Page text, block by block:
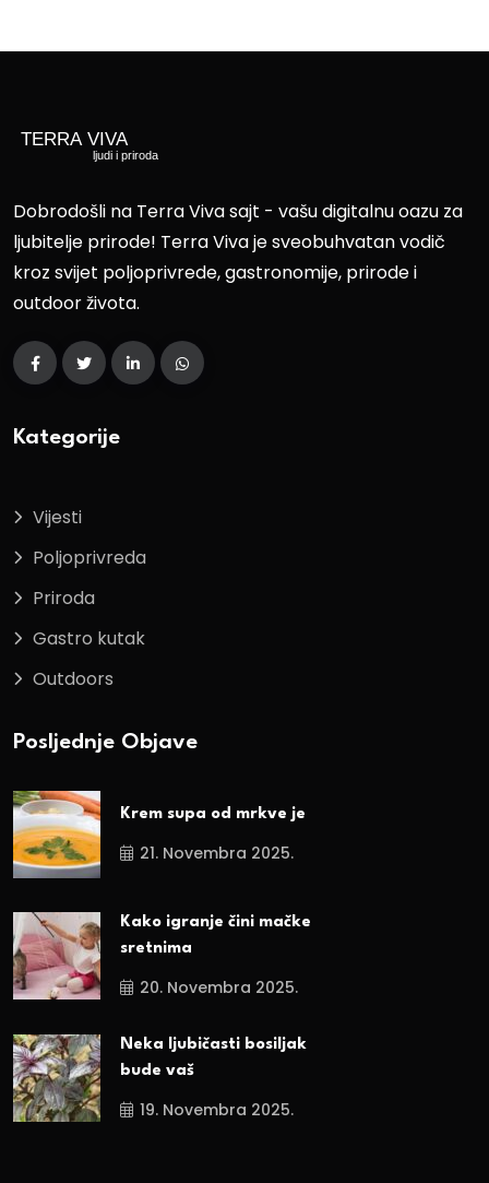
Dobrodošli na Terra Viva sajt - vašu digitalnu oazu za
ljubitelje prirode! Terra Viva je sveobuhvatan vodič
kroz svijet poljoprivrede, gastronomije, prirode i
outdoor života.
Kategorije
Vijesti
Poljoprivreda
Priroda
Gastro kutak
Outdoors
Posljednje Objave
Krem supa od mrkve je
21. Novembra 2025.
Kako igranje čini mačke
sretnima
20. Novembra 2025.
Neka ljubičasti bosiljak
bude vaš
19. Novembra 2025.